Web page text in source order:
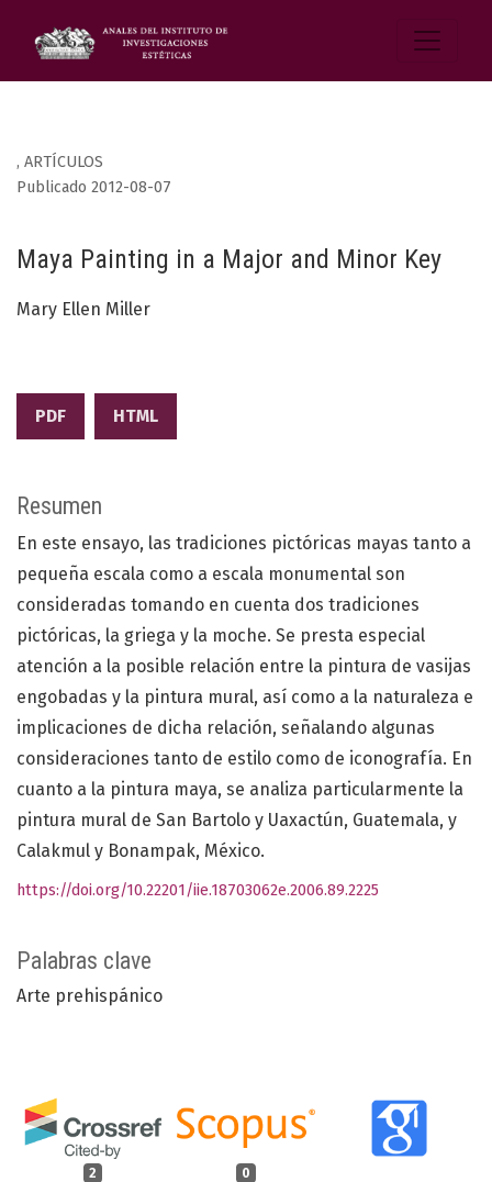
, ARTÍCULOS
Maya Painting in a Major and Minor Key
Publicado 2012-08-07
Mary Ellen Miller
PDF HTML
Palabras clave
Arte prehispánico
2 0
Resumen
En este ensayo, las tradiciones pictóricas mayas tanto a
pequeña escala como a escala monumental son
consideradas tomando en cuenta dos tradiciones
pictóricas, la griega y la moche. Se presta especial
atención a la posible relación entre la pintura de vasijas
engobadas y la pintura mural, así como a la naturaleza e
implicaciones de dicha relación, señalando algunas
consideraciones tanto de estilo como de iconografía. En
cuanto a la pintura maya, se analiza particularmente la
pintura mural de San Bartolo y Uaxactún, Guatemala, y
Calakmul y Bonampak, México.
https://doi.org/10.22201/iie.18703062e.2006.89.2225